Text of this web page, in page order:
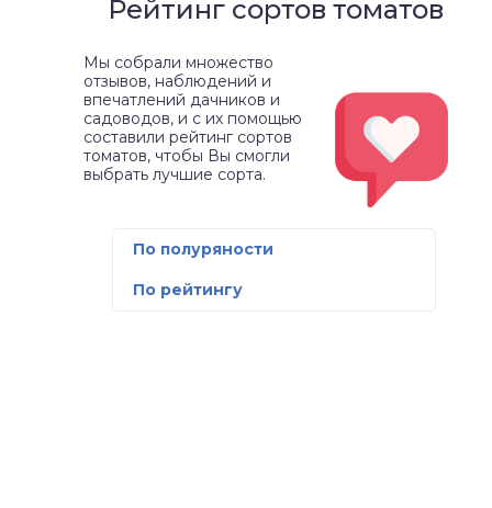
Рейтинг сортов томатов
Мы собрали множество
отзывов, наблюдений и
впечатлений дачников и
садоводов, и с их помощью
составили рейтинг сортов
томатов, чтобы Вы смогли
выбрать лучшие сорта.
По полуряности
По рейтингу